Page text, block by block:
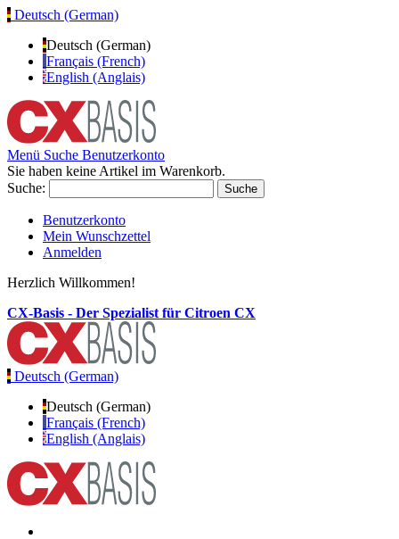
Deutsch (German)
Deutsch (German)
Français (French)
English (Anglais)
Menü Suche Benutzerkonto
Sie haben keine Artikel im Warenkorb.
Suche:
Suche
Benutzerkonto
Mein Wunschzettel
Anmelden
Herzlich Willkommen!
CX-Basis - Der Spezialist für Citroen CX
Deutsch (German)
Deutsch (German)
Français (French)
English (Anglais)